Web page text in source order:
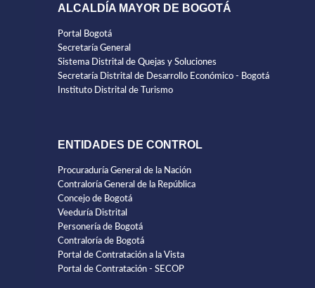
ALCALDÍA MAYOR DE BOGOTÁ
Portal Bogotá
Secretaría General
Sistema Distrital de Quejas y Soluciones
Secretaría Distrital de Desarrollo Económico - Bogotá
Instituto Distrital de Turismo
ENTIDADES DE CONTROL
Procuraduría General de la Nación
Contraloría General de la República
Concejo de Bogotá
Veeduría Distrital
Personería de Bogotá
Contraloría de Bogotá
Portal de Contratación a la Vista
Portal de Contratación - SECOP